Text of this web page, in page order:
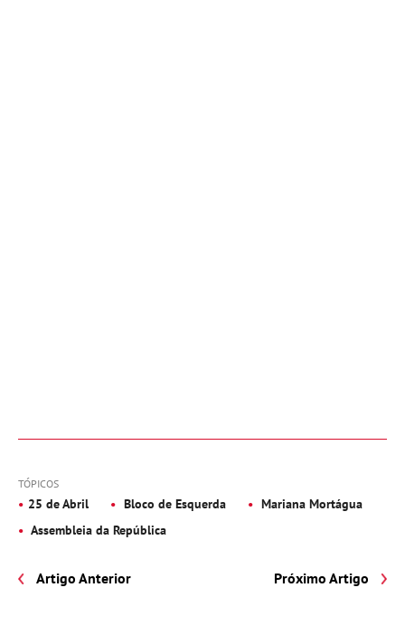
TÓPICOS
25 de Abril Bloco de Esquerda
Mariana Mortágua
Assembleia da República
Artigo Anterior Próximo Artigo